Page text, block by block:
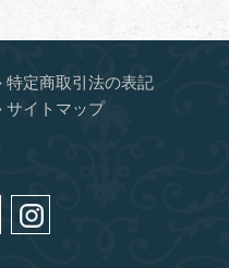
特定商取引法の表記
サイトマップ